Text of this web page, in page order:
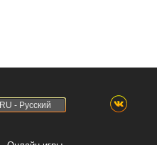
RU - Русский